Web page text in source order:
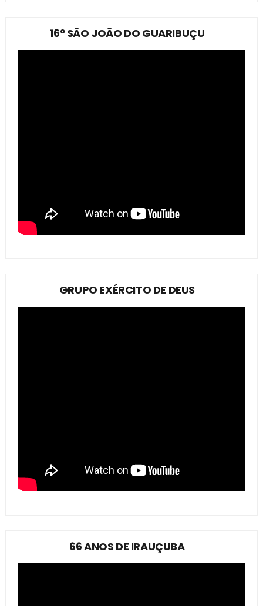
16º SÃO JOÃO DO GUARIBUÇU
GRUPO EXÉRCITO DE DEUS
66 ANOS DE IRAUÇUBA